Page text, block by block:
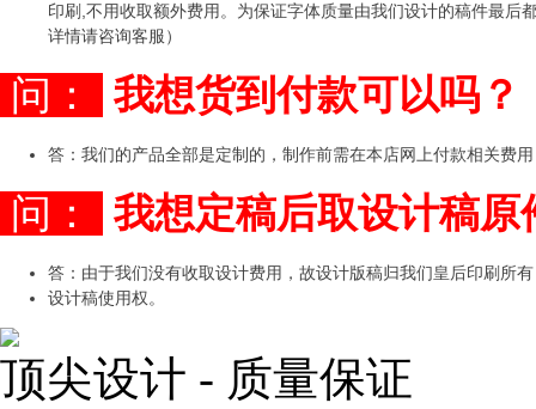
印刷,不用收取额外费用。为保证字体质量由我们设计的稿件最后
详情请咨询客服）
问： 我想货到付款可以吗？
答：我们的产品全部是定制的，制作前需在本店网上付款相关费
问： 我想定稿后取设计稿原
答：由于我们没有收取设计费用，故设计版稿归我们皇后印刷所
设计稿使用权。
顶尖设计 - 质量保证